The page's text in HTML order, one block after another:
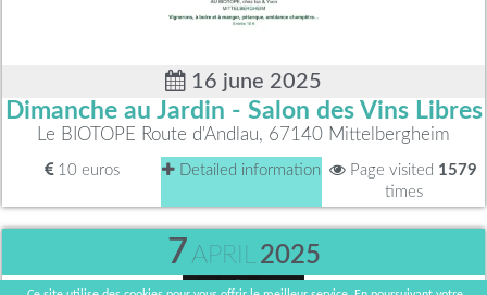
16 june 2025
Dimanche au Jardin - Salon des Vins Libres
Le BIOTOPE Route d'Andlau, 67140 Mittelbergheim
10 euros Detailed information Page visited 1579
times
7APRIL 2025